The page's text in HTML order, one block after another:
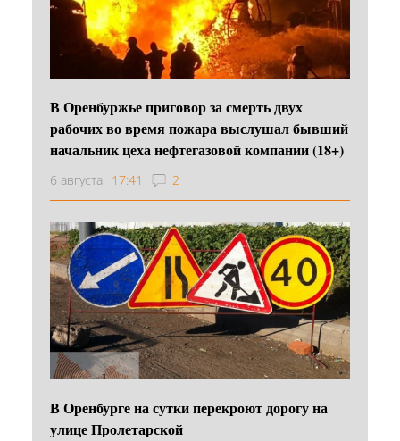
В Оренбуржье приговор за смерть двух
рабочих во время пожара выслушал бывший
начальник цеха нефтегазовой компании (18+)
6 августа 17:41 2
В Оренбурге на сутки перекроют дорогу на
улице Пролетарской